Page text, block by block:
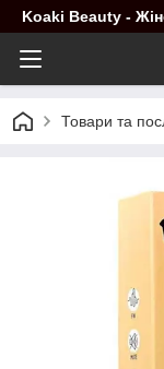
Koaki Beauty -
Товари та